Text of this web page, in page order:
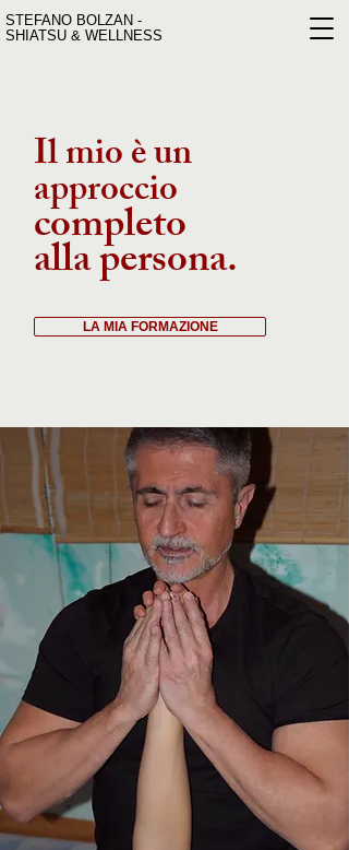
STEFANO BOLZAN -
SHIATSU & WELLNESS
Il mio è un
approccio
completo
alla persona.
LA MIA FORMAZIONE